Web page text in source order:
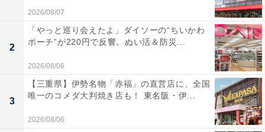
2026/08/07
2
「やっと巡り会えたよ」ダイソーの“ちいかわ
ポーチ”が220円で反響。ぬい活＆防災...
2026/08/06
3
【三重県】伊勢名物「赤福」の直営店に、全国
唯一のコメダ大判焼き店も！ 東名阪・伊...
2026/08/06